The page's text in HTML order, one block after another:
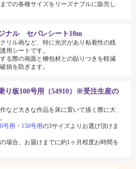
での各種サイズをリーズナブルに販売し
ナル セパレシート10m
リル画など、特に光沢があり粘着性の残
用シートです。
る際の画面と梱包材との貼りつきを軽減
損を防ぎます。
板100号用（54910）※受注生産の
など大きな作品を床に置いて描く際に大
号用 ・ 150号用の3サイズよりお選び頂けま
場合、お届けまでに約1ヶ月程度お時間を